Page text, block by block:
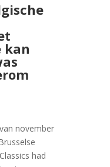
kan
november
had